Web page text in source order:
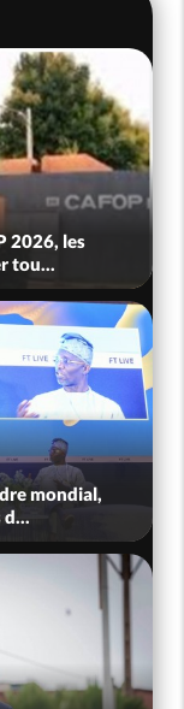
2026, les
tou...
mondial,
d...